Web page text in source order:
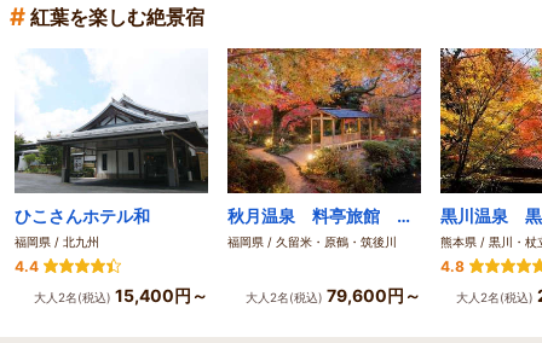
# 紅葉を楽しむ絶景宿
ひこさんホテル和
福岡県 / 北九州
4.4
大人2名(税込) 15,400円～
秋月温泉 料亭旅館 清流庵
福岡県 / 久留米・原鶴・筑後川
大人2名(税込) 79,600円～
黒川温泉
熊本県 / 黒川・杖
4.8
大人2名(税込)